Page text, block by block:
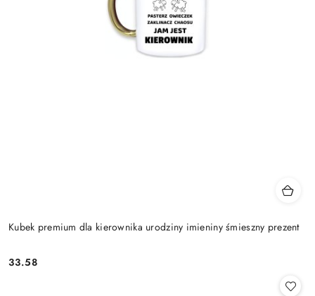
Kubek premium dla kierownika urodziny imieniny śmieszny prezent
Cena:
33.58